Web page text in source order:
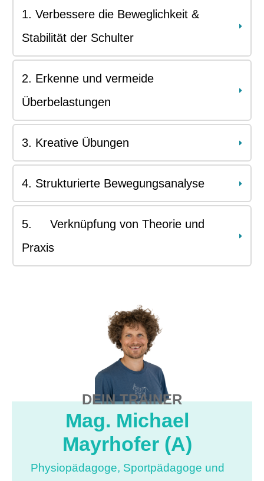
1. Verbessere die Beweglichkeit &
Stabilität der Schulter
2. Erkenne und vermeide
Überbelastungen
3. Kreative Übungen
4. Strukturierte Bewegungsanalyse
5.	Verknüpfung von Theorie und
Praxis
DEIN TRAINER
Mag. Michael
Mayrhofer (A)
Physiopädagoge, Sportpädagoge und